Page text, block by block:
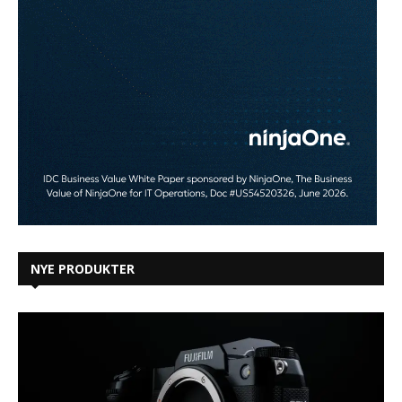
NYE PRODUKTER